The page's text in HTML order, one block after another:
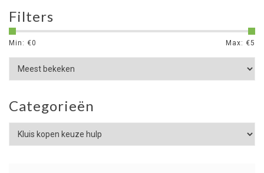
Filters
Min: €0 Max: €5
Categorieën